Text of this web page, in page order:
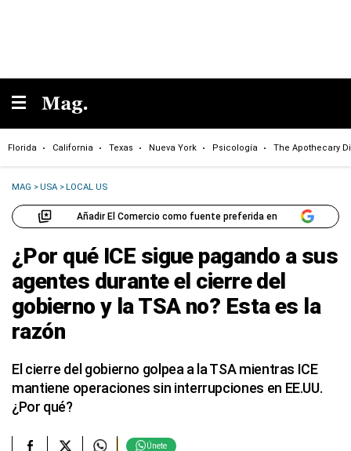
Florida California Texas Nueva York Psicología The Apothecary
MAG >USA >LOCAL US
Añadir El Comercio como fuente preferida en
¿Por qué ICE sigue pagando a sus
agentes durante el cierre del
gobierno y la TSA no? Esta es la
razón
El cierre del gobierno golpea a la TSA mientras ICE
mantiene operaciones sin interrupciones en EE.UU.
¿Por qué?
Únete